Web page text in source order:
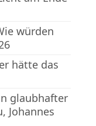
würden
hätte das
glaubhafter
Johannes